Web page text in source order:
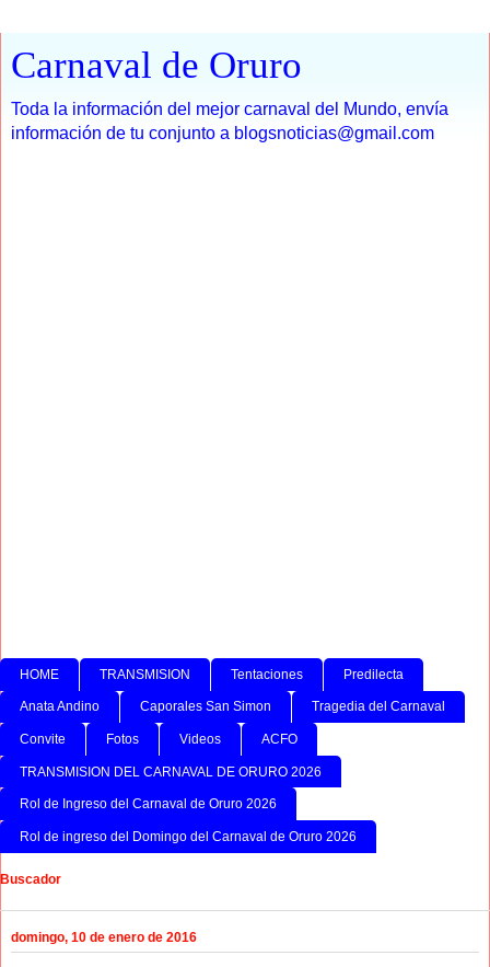
Carnaval de Oruro
Toda la información del mejor carnaval del Mundo, envía
información de tu conjunto a blogsnoticias@gmail.com
HOME TRANSMISION Tentaciones Predilecta
Anata Andino Caporales San Simon Tragedia del Carnaval
Convite Fotos Videos ACFO
TRANSMISION DEL CARNAVAL DE ORURO 2026
Rol de Ingreso del Carnaval de Oruro 2026
Rol de ingreso del Domingo del Carnaval de Oruro 2026
Buscador
domingo, 10 de enero de 2016